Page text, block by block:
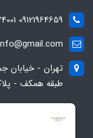
09121964659 09364374001 ۰۲۱۶۶۷۶۵۰۸۳
تهران - خیابان
طبقه همکف -